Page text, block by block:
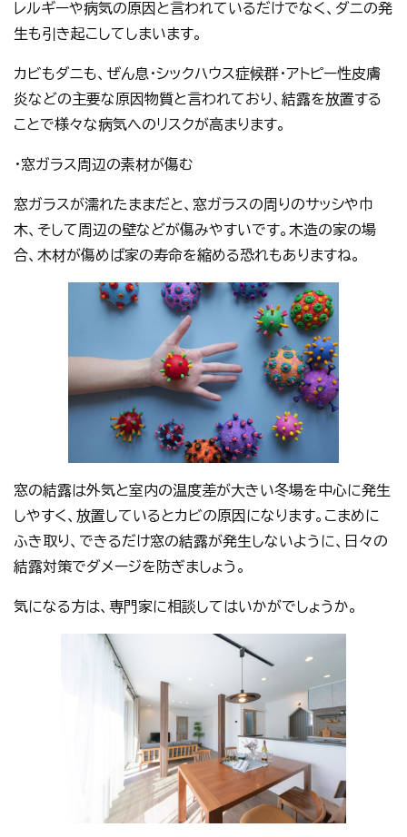
レルギーや病気の原因と言われているだけでなく、ダニの発
生も引き起こしてしまいます。
カビもダニも、ぜん息・シックハウス症候群・アトピー性皮膚
炎などの主要な原因物質と言われており、結露を放置する
ことで様々な病気へのリスクが高まります。
・窓ガラス周辺の素材が傷む
窓ガラスが濡れたままだと、窓ガラスの周りのサッシや巾
木、そして周辺の壁などが傷みやすいです。木造の家の場
合、木材が傷めば家の寿命を縮める恐れもありますね。
窓の結露は外気と室内の温度差が大きい冬場を中心に発生
しやすく、放置しているとカビの原因になります。こまめに
ふき取り、できるだけ窓の結露が発生しないように、日々の
結露対策でダメージを防ぎましょう。
気になる方は、専門家に相談してはいかがでしょうか。